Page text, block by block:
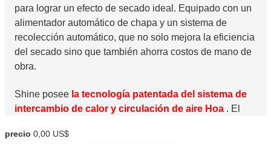
para lograr un efecto de secado ideal. Equipado con un
alimentador automático de chapa y un sistema de
recolección automático, que no solo mejora la eficiencia
del secado sino que también ahorra costos de mano de
obra.
Shine posee la tecnología patentada del sistema de
intercambio de calor y circulación de aire Hoa . El
transferencia de calor paso a paso
precio 0,00 US$